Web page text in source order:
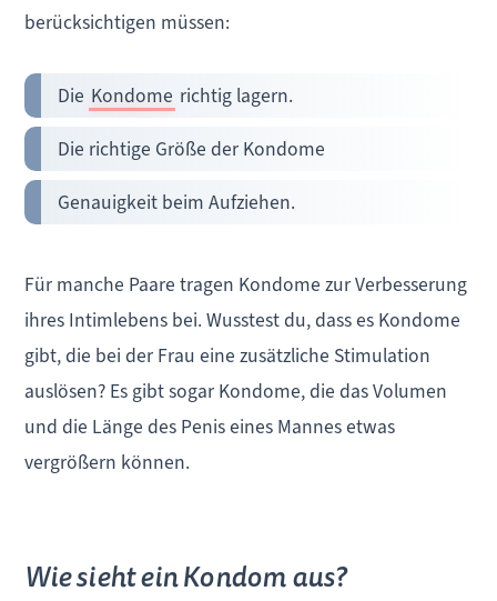
berücksichtigen müssen:
Die Kondome richtig lagern.
Die richtige Größe der Kondome
Genauigkeit beim Aufziehen.
Für manche Paare tragen Kondome zur Verbesserung
ihres Intimlebens bei. Wusstest du, dass es Kondome
gibt, die bei der Frau eine zusätzliche Stimulation
auslösen? Es gibt sogar Kondome, die das Volumen
und die Länge des Penis eines Mannes etwas
vergrößern können.
Wie sieht ein Kondom aus?